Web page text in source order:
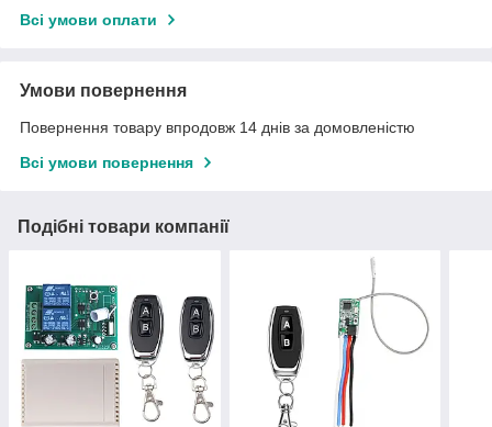
Всі умови оплати
Умови повернення
Повернення товару впродовж 14 днів за домовленістю
Всі умови повернення
Подібні товари компанії